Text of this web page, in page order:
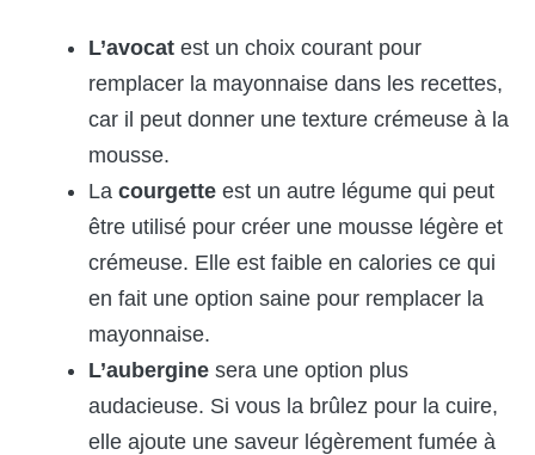
L’avocat est un choix courant pour
remplacer la mayonnaise dans les recettes,
car il peut donner une texture crémeuse à la
mousse.
La courgette est un autre légume qui peut
être utilisé pour créer une mousse légère et
crémeuse. Elle est faible en calories ce qui
en fait une option saine pour remplacer la
mayonnaise.
L’aubergine sera une option plus
audacieuse. Si vous la brûlez pour la cuire,
elle ajoute une saveur légèrement fumée à